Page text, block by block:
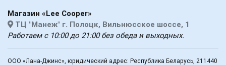
Магазин «Lee Cooper»
ТЦ "Манеж" г. Полоцк, Вильнюсское шоссе, 1
Работаем с 10:00 до 21:00 без обеда и выходных.
ООО «Лана-Джинс», юридический адрес: Республика Беларусь, 211440